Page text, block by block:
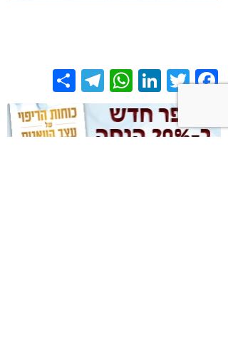
Facebook
Twitter
LinkedIn
WhatsApp
Telegram